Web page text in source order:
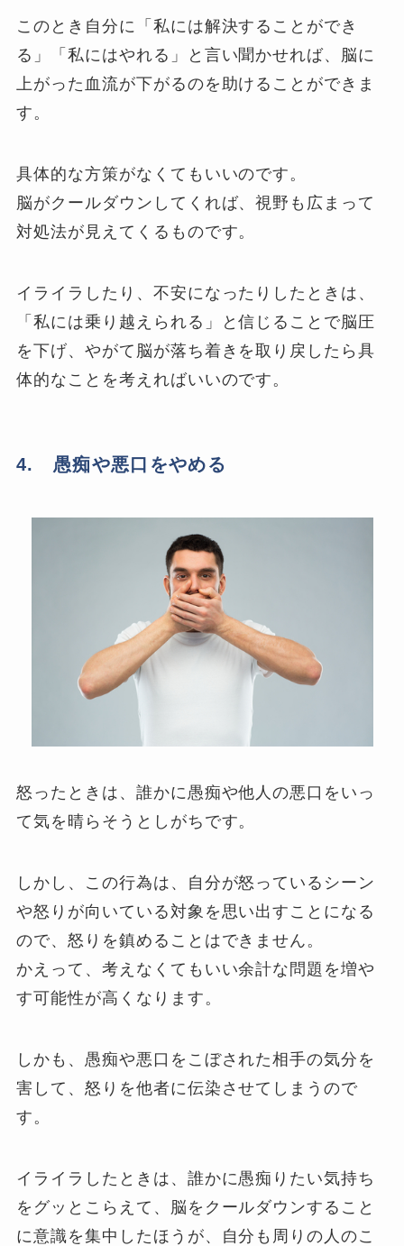
このとき自分に「私には解決することができ
る」「私にはやれる」と言い聞かせれば、脳に
上がった血流が下がるのを助けることができま
す。
具体的な方策がなくてもいいのです。
脳がクールダウンしてくれば、視野も広まって
対処法が見えてくるものです。
イライラしたり、不安になったりしたときは、
「私には乗り越えられる」と信じることで脳圧
を下げ、やがて脳が落ち着きを取り戻したら具
体的なことを考えればいいのです。
4. 愚痴や悪口をやめる
怒ったときは、誰かに愚痴や他人の悪口をいっ
て気を晴らそうとしがちです。
しかし、この行為は、自分が怒っているシーン
や怒りが向いている対象を思い出すことになる
ので、怒りを鎮めることはできません。
かえって、考えなくてもいい余計な問題を増や
す可能性が高くなります。
しかも、愚痴や悪口をこぼされた相手の気分を
害して、怒りを他者に伝染させてしまうので
す。
イライラしたときは、誰かに愚痴りたい気持ち
をグッとこらえて、脳をクールダウンすること
に意識を集中したほうが、自分も周りの人のこ